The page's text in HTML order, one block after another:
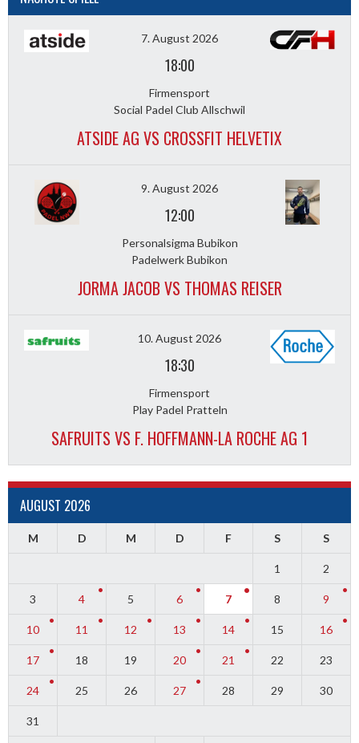
7. August 2026
18:00
Firmensport
Social Padel Club Allschwil
ATSIDE AG VS CROSSFIT HELVETIX
9. August 2026
12:00
Personalsigma Bubikon
Padelwerk Bubikon
JORMA JACOB VS THOMAS REISER
10. August 2026
18:30
Firmensport
Play Padel Pratteln
SAFRUITS VS F. HOFFMANN-LA ROCHE AG 1
AUGUST 2026
M D M D F S S
1 2
3 4 5 6 7 8 9
10 11 12 13 14 15 16
17 18 19 20 21 22 23
24 25 26 27 28 29 30
31